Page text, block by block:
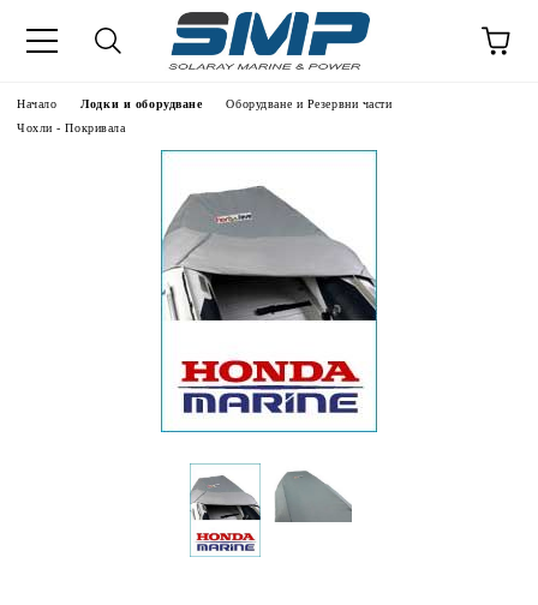
Начало Лодки и оборудване
Оборудване и Резервни части
Чохли - Покривала